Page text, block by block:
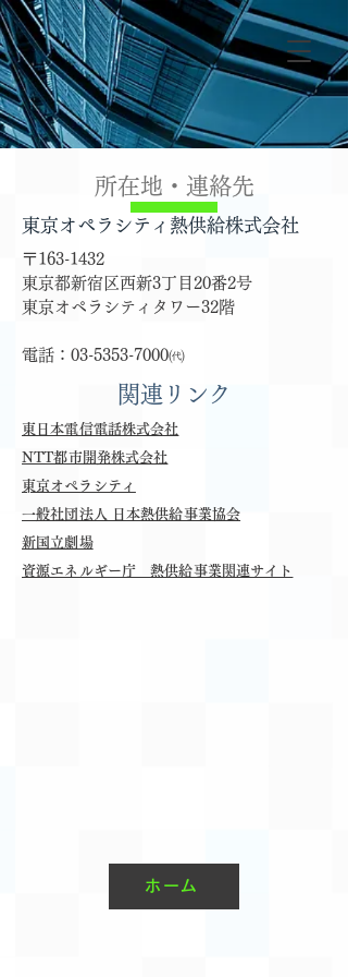
所在地・連絡先
東京オペラシティ熱供給株式会社
〒163-1432
東京都新宿区西新3丁目20番2号
東京オペラシティタワー32階
電話：03-5353-7000㈹
​関連リンク
東日本電信電話株式会社
NTT都市開発株式会社
​東京オペラシティ
一般社団法人 日本熱供給事業協会
新国立劇場
資源エネルギー庁 熱供給事業関連サイト
ホーム